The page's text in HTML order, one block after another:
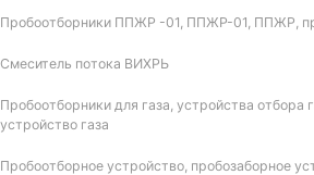
Пробоотборники ППЖР -01, ППЖР-01, ППЖР,
Смеситель потока ВИХРЬ
Пробоотборники для газа, устройства отбора
устройство газа
Пробоотборное устройство, пробозаборное